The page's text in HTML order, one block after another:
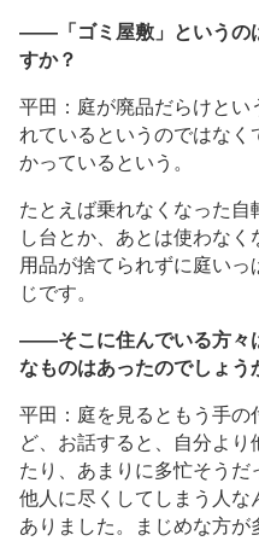
――「ゴミ屋敷」というの
すか？
平田：庭が廃品だらけとい
れているというのではな
かっているという。
たとえば乗れなくなった
し台とか、あとは使わな
用品が捨てられずに庭い
じです。
――そこに住んでいる方々
なものはあったのでしょう
平田：庭を見るともう手
ど、お話すると、自分よ
たり、あまりに多忙そう
他人に尽くしてしまう人
ありました。まじめな方が